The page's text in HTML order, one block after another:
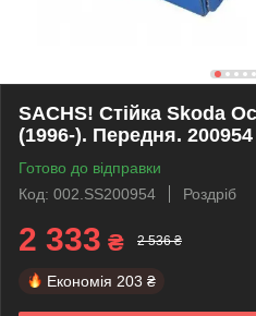
SACHS! Стійка Skoda
(1996-). Передня.
Готово до відправки
Код: 002.SS200954
Роздріб
2 333 ₴ 2 536 ₴
Економія 203 ₴